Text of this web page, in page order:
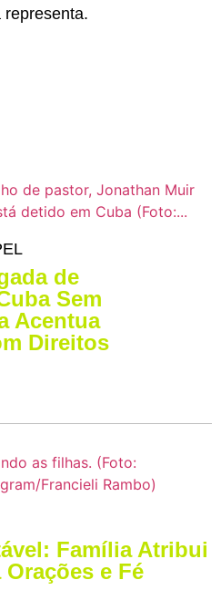
de
Sem
Acentua
Direitos
Família Atribui
e Fé